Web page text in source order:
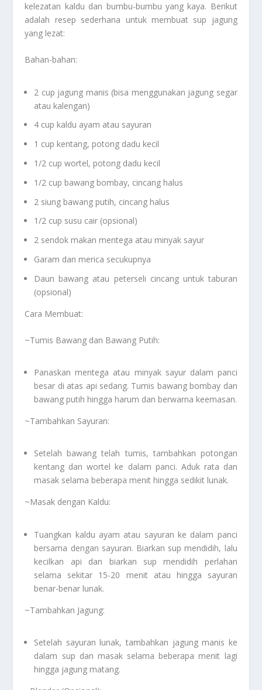
kelezatan kaldu dan bumbu-bumbu yang kaya. Berikut
adalah resep sederhana untuk membuat sup jagung
yang lezat:
Bahan-bahan:
2 cup jagung manis (bisa menggunakan jagung segar
atau kalengan)
4 cup kaldu ayam atau sayuran
1 cup kentang, potong dadu kecil
1/2 cup wortel, potong dadu kecil
1/2 cup bawang bombay, cincang halus
2 siung bawang putih, cincang halus
1/2 cup susu cair (opsional)
2 sendok makan mentega atau minyak sayur
Garam dan merica secukupnya
Daun bawang atau peterseli cincang untuk taburan
(opsional)
Cara Membuat:
~Tumis Bawang dan Bawang Putih:
Panaskan mentega atau minyak sayur dalam panci
besar di atas api sedang. Tumis bawang bombay dan
bawang putih hingga harum dan berwarna keemasan.
~Tambahkan Sayuran:
Setelah bawang telah tumis, tambahkan potongan
kentang dan wortel ke dalam panci. Aduk rata dan
masak selama beberapa menit hingga sedikit lunak.
~Masak dengan Kaldu:
Tuangkan kaldu ayam atau sayuran ke dalam panci
bersama dengan sayuran. Biarkan sup mendidih, lalu
kecilkan api dan biarkan sup mendidih perlahan
selama sekitar 15-20 menit atau hingga sayuran
benar-benar lunak.
~Tambahkan Jagung:
Setelah sayuran lunak, tambahkan jagung manis ke
dalam sup dan masak selama beberapa menit lagi
hingga jagung matang.